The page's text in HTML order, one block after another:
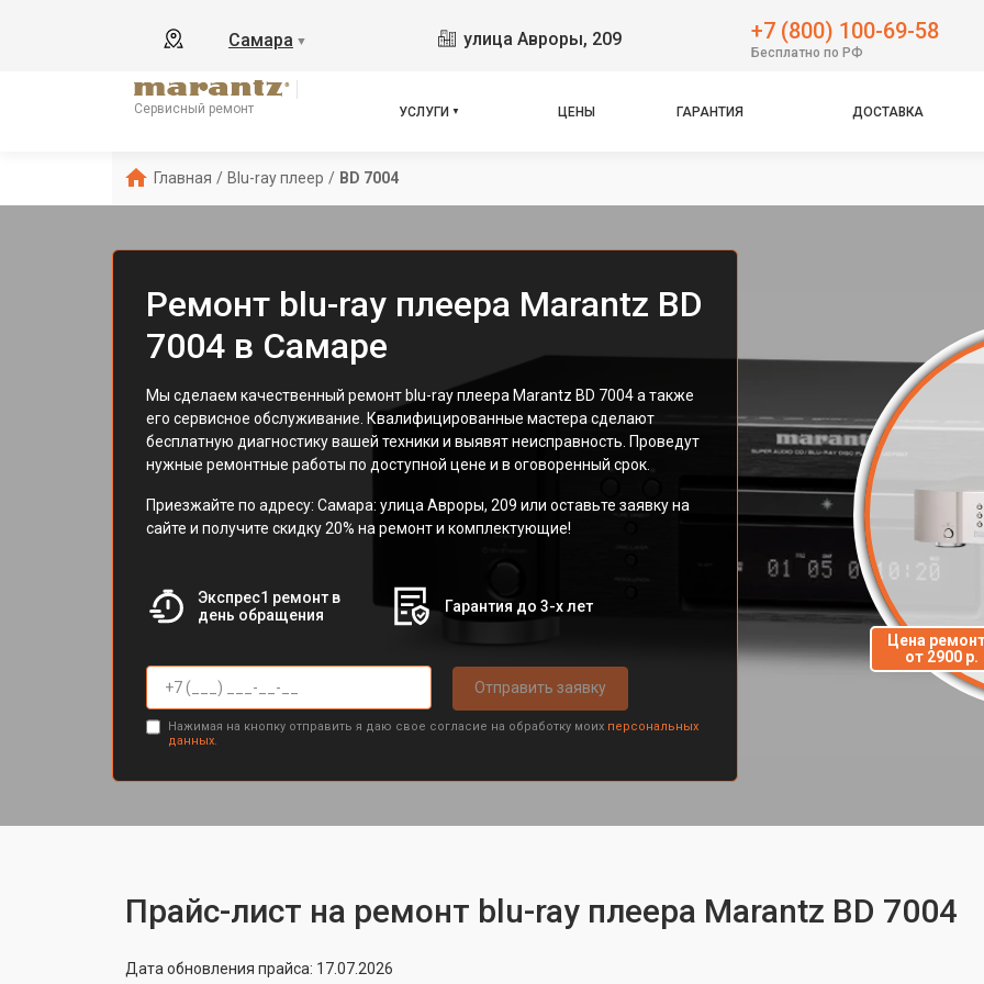
Самара ▼ улица Авроры, 209 +7 (800) 100-69-58
Бесплатно по РФ
Сервисный ремонт УСЛУГИ ЦЕНЫ ГАРАНТИЯ ДОСТАВКА
Главная / Blu-ray плеер / BD 7004
Ремонт blu-ray плеера Marantz BD
7004 в Самаре
Мы сделаем качественный ремонт blu-ray плеера Marantz BD 7004 а также
его сервисное обслуживание. Квалифицированные мастера сделают
бесплатную диагностику вашей техники и выявят неисправность. Проведут
нужные ремонтные работы по доступной цене и в оговоренный срок.
Приезжайте по адресу: Самара: улица Авроры, 209 или оставьте заявку на
сайте и получите скидку 20% на ремонт и комплектующие!
Экспрес1 ремонт в
день обращения
Гарантия до 3-х лет
Отправить заявку
Нажимая на кнопку отправить я даю свое согласие на обработку моих персональных
данных.
Цена
от 2900 р.
Прайс-лист на ремонт blu-ray плеера Marantz BD 7004
Дата обновления прайса: 17.07.2026